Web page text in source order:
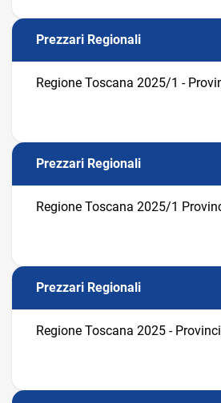
Prezzari Regionali
Regione Toscana 2025/1 -
Prezzari Regionali
Regione Toscana 2025/1
Prezzari Regionali
Regione Toscana 2025 -